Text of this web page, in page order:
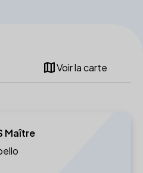
mapVoir la carte
Maître